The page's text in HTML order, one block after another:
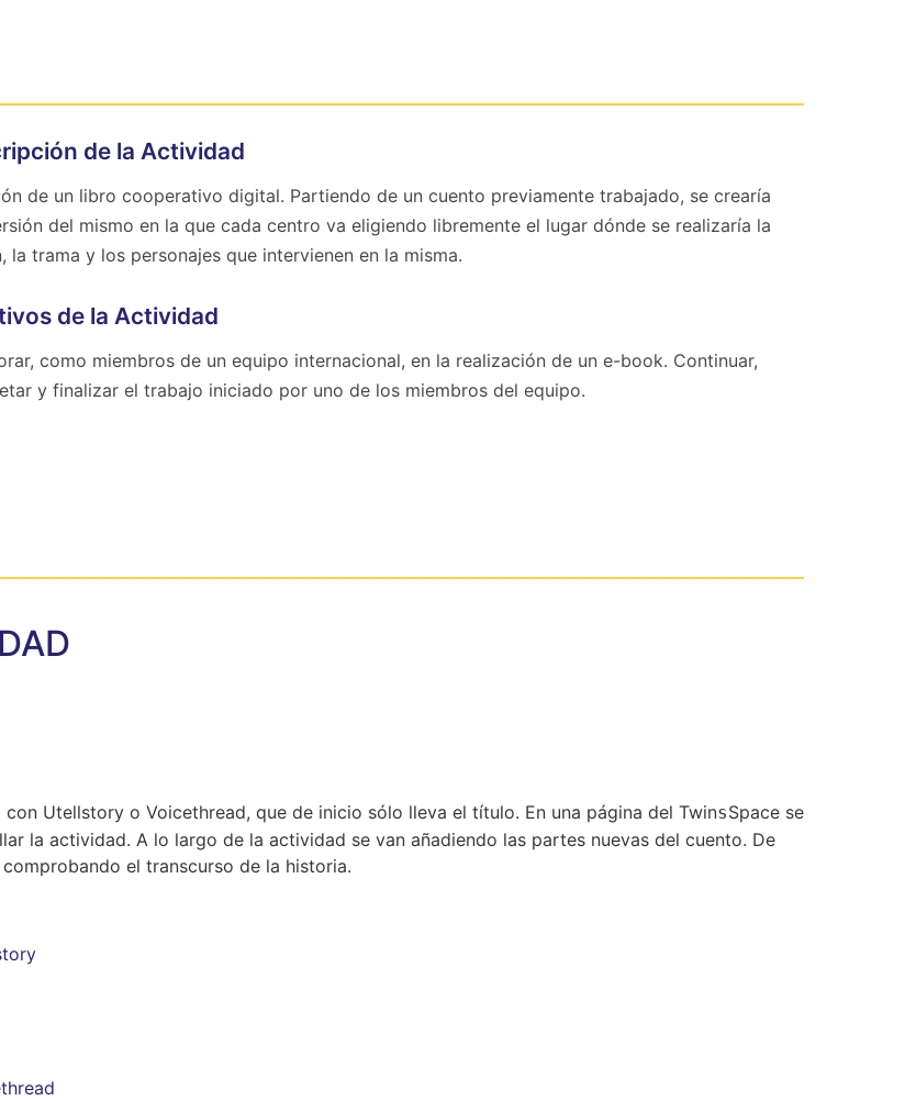
de la Actividad
de un libro cooperativo digital. Partiendo de un cuento previamente trabajado, se crearía
del mismo en la que cada centro va eligiendo libremente el lugar dónde se realizaría la
la trama y los personajes que intervienen en la misma.
de la Actividad
como miembros de un equipo internacional, en la realización de un e-book. Continuar,
y finalizar el trabajo iniciado por uno de los miembros del equipo.
Utellstory o Voicethread, que de inicio sólo lleva el título. En una página del TwinsSpace se
la actividad. A lo largo de la actividad se van añadiendo las partes nuevas del cuento. De
el transcurso de la historia.